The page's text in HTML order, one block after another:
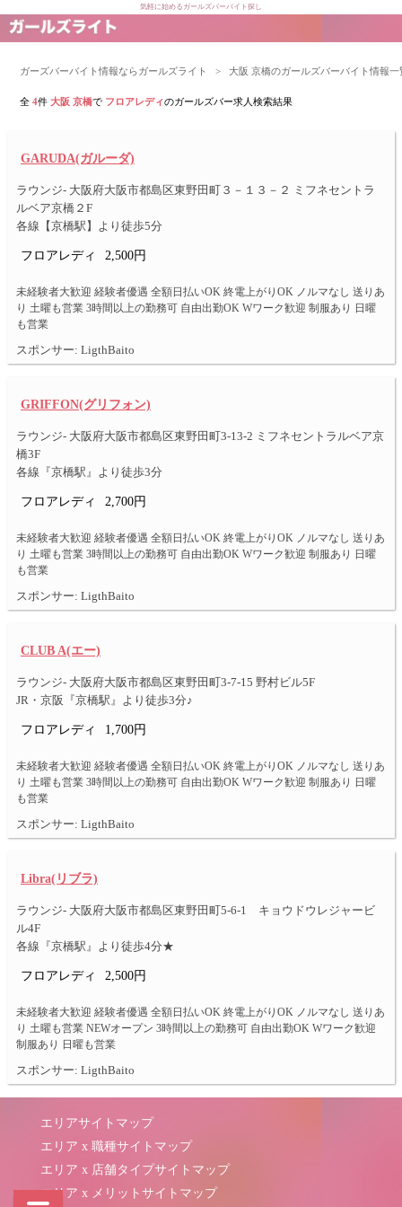
気軽に始めるガールズバーバイト探し
ガーズバーバイト情報ならガールズライト > 大阪 京橋のガールズバーバイト情報一
全4件大阪 京橋で フロアレディのガールズバー求人検索結果
GARUDA(ガルーダ)
ラウンジ- 大阪府大阪市都島区東野田町３－１３－２ ミフネセントラ
ルベア京橋２F
各線【京橋駅】より徒歩5分
フロアレディ 2,500円
未経験者大歓迎 経験者優遇 全額日払いOK 終電上がりOK ノルマなし 送りあ
り 土曜も営業 3時間以上の勤務可 自由出勤OK Wワーク歓迎 制服あり 日曜
も営業
スポンサー: LigthBaito
GRIFFON(グリフォン)
ラウンジ- 大阪府大阪市都島区東野田町3-13-2 ミフネセントラルベア京
橋3F
各線『京橋駅』より徒歩3分
フロアレディ 2,700円
未経験者大歓迎 経験者優遇 全額日払いOK 終電上がりOK ノルマなし 送りあ
り 土曜も営業 3時間以上の勤務可 自由出勤OK Wワーク歓迎 制服あり 日曜
も営業
スポンサー: LigthBaito
CLUB A(エー)
ラウンジ- 大阪府大阪市都島区東野田町3-7-15 野村ビル5F
JR・京阪『京橋駅』より徒歩3分♪
フロアレディ 1,700円
未経験者大歓迎 経験者優遇 全額日払いOK 終電上がりOK ノルマなし 送りあ
り 土曜も営業 3時間以上の勤務可 自由出勤OK Wワーク歓迎 制服あり 日曜
も営業
スポンサー: LigthBaito
Libra(リブラ)
ラウンジ- 大阪府大阪市都島区東野田町5-6-1 キョウドウレジャービ
ル4F
各線『京橋駅』より徒歩4分★
フロアレディ 2,500円
未経験者大歓迎 経験者優遇 全額日払いOK 終電上がりOK ノルマなし 送りあ
り 土曜も営業 NEWオープン 3時間以上の勤務可 自由出勤OK Wワーク歓迎
制服あり 日曜も営業
スポンサー: LigthBaito
エリアサイトマップ
エリア x 職種サイトマップ
エリア x 店舗タイプサイトマップ
エリア x メリットサイトマップ